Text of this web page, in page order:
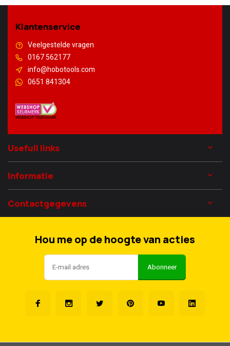
Klantenservice
Veelgestelde vragen
0167 562177
info@hobotools.com
0651 841304
Usefull links
Informatie
Contactgegevens
Hou me op de hoogte van acties
Abonneer